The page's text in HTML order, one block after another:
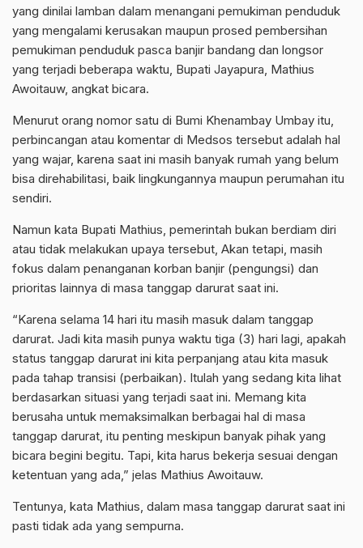
yang dinilai lamban dalam menangani pemukiman penduduk
yang mengalami kerusakan maupun prosed pembersihan
pemukiman penduduk pasca banjir bandang dan longsor
yang terjadi beberapa waktu, Bupati Jayapura, Mathius
Awoitauw, angkat bicara.
Menurut orang nomor satu di Bumi Khenambay Umbay itu,
perbincangan atau komentar di Medsos tersebut adalah hal
yang wajar, karena saat ini masih banyak rumah yang belum
bisa direhabilitasi, baik lingkungannya maupun perumahan itu
sendiri.
Namun kata Bupati Mathius, pemerintah bukan berdiam diri
atau tidak melakukan upaya tersebut, Akan tetapi, masih
fokus dalam penanganan korban banjir (pengungsi) dan
prioritas lainnya di masa tanggap darurat saat ini.
“Karena selama 14 hari itu masih masuk dalam tanggap
darurat. Jadi kita masih punya waktu tiga (3) hari lagi, apakah
status tanggap darurat ini kita perpanjang atau kita masuk
pada tahap transisi (perbaikan). Itulah yang sedang kita lihat
berdasarkan situasi yang terjadi saat ini. Memang kita
berusaha untuk memaksimalkan berbagai hal di masa
tanggap darurat, itu penting meskipun banyak pihak yang
bicara begini begitu. Tapi, kita harus bekerja sesuai dengan
ketentuan yang ada,” jelas Mathius Awoitauw.
Tentunya, kata Mathius, dalam masa tanggap darurat saat ini
pasti tidak ada yang sempurna.